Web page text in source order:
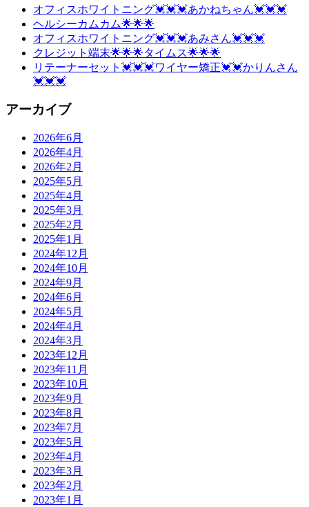
オフィスホワイトニング💓💓💓あかねちゃん💓💓💓
ヘルシーカムカム🌟🌟🌟
オフィスホワイトニング💓💓💓あみさん💓💓💓
クレジット端末🌟🌟🌟タイムス🌟🌟🌟
リテーナーセット💓💓💓ワイヤー矯正💓💓かりんさん
💓💓💓
アーカイブ
2026年6月
2026年4月
2026年2月
2025年5月
2025年4月
2025年3月
2025年2月
2025年1月
2024年12月
2024年10月
2024年9月
2024年6月
2024年5月
2024年4月
2024年3月
2023年12月
2023年11月
2023年10月
2023年9月
2023年8月
2023年7月
2023年5月
2023年4月
2023年3月
2023年2月
2023年1月